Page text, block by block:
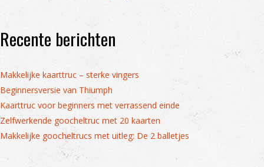
Recente berichten
Makkelijke kaarttruc – sterke vingers
Beginnersversie van Thiumph
Kaarttruc voor beginners met verrassend einde
Zelfwerkende goocheltruc met 20 kaarten
Makkelijke goocheltrucs met uitleg: De 2 balletjes